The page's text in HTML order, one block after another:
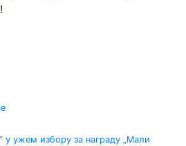
!
у ужем избору за награду „Мали